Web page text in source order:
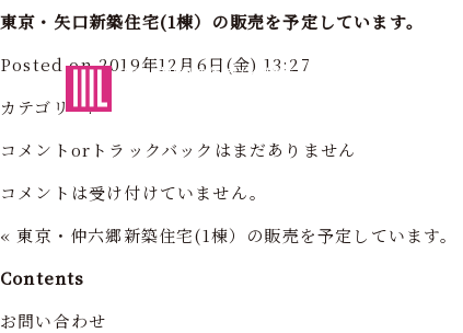
東京・神奈川の住まいを創造する
東京・矢口新築住宅(1棟）の販売を予定しています。
Posted on 2019年12月6日(金) 13:27
カテゴリー:
コメントorトラックバックはまだありません
コメントは受け付けていません。
« 東京・仲六郷新築住宅(1棟）の販売を予定しています。
Contents
お問い合わせ